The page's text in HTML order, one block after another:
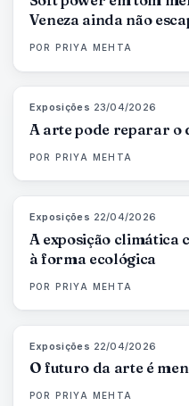
Veneza ainda não
POR PRIYA MEHTA
Exposições 23/04/2026
A arte pode reparar o
POR PRIYA MEHTA
Exposições 22/04/2026
A exposição climática
à forma ecológica
POR PRIYA MEHTA
Exposições 22/04/2026
O futuro da arte é
POR PRIYA MEHTA